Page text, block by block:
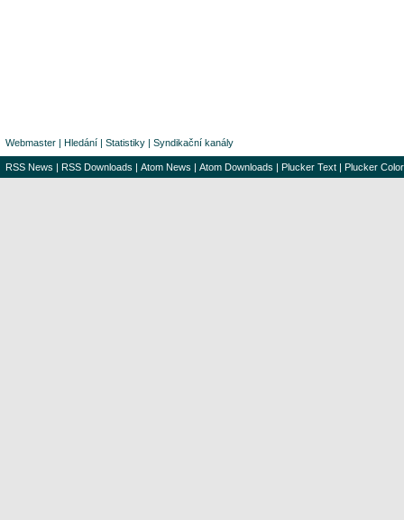
Webmaster | Hledání | Statistiky | Syndikační kanály
RSS News | RSS Downloads | Atom News | Atom Downloads | Plucker Text | Plucker Color